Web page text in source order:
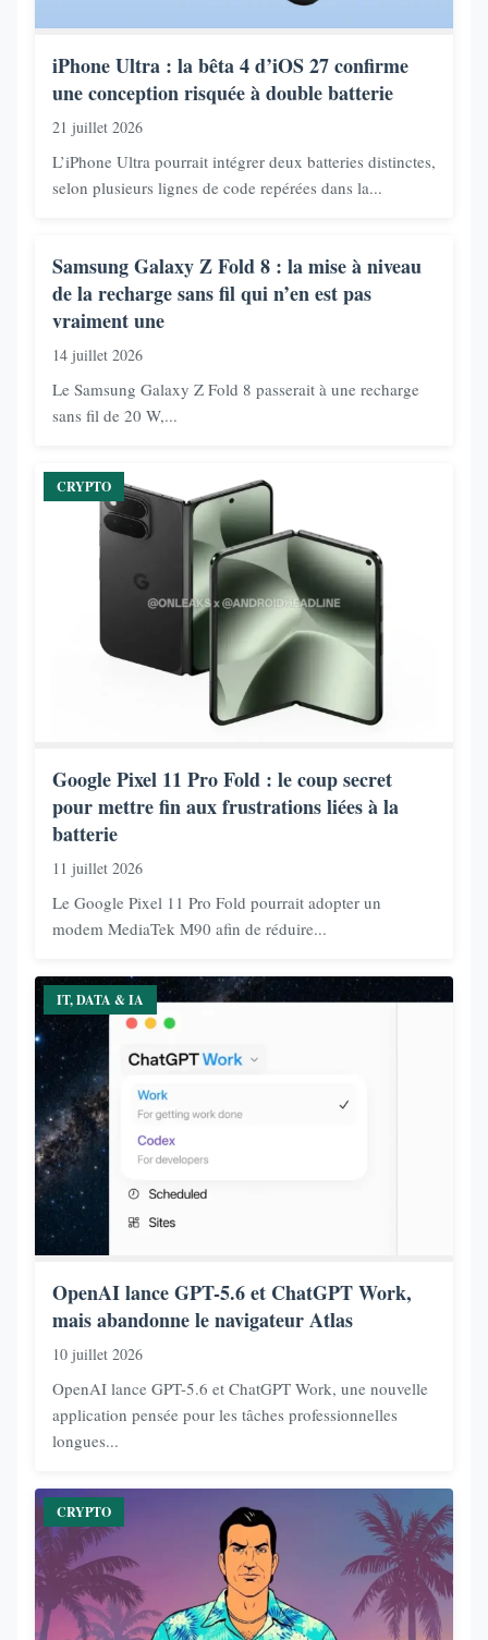
iPhone Ultra : la bêta 4 d’iOS 27 confirme
une conception risquée à double batterie
21 juillet 2026
L’iPhone Ultra pourrait intégrer deux batteries distinctes,
selon plusieurs lignes de code repérées dans la...
Samsung Galaxy Z Fold 8 : la mise à niveau
de la recharge sans fil qui n’en est pas
vraiment une
14 juillet 2026
Le Samsung Galaxy Z Fold 8 passerait à une recharge
sans fil de 20 W,...
CRYPTO
Google Pixel 11 Pro Fold : le coup secret
pour mettre fin aux frustrations liées à la
batterie
11 juillet 2026
Le Google Pixel 11 Pro Fold pourrait adopter un
modem MediaTek M90 afin de réduire...
IT, DATA & IA
OpenAI lance GPT-5.6 et ChatGPT Work,
mais abandonne le navigateur Atlas
10 juillet 2026
OpenAI lance GPT-5.6 et ChatGPT Work, une nouvelle
application pensée pour les tâches professionnelles
longues...
CRYPTO